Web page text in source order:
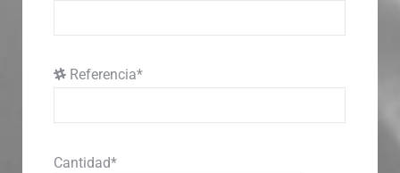
Referencia*
Cantidad*